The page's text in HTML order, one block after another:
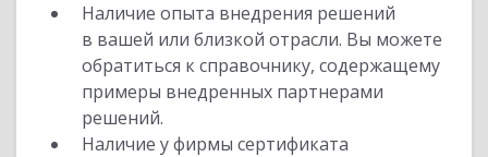
Наличие опыта внедрения решений
в вашей или близкой отрасли. Вы можете
обратиться к справочнику, содержащему
примеры внедренных партнерами
решений.
Наличие у фирмы сертификата